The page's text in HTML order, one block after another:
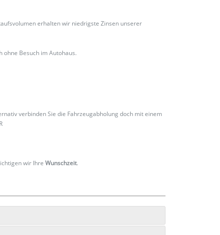
erhalten wir niedrigste Zinsen unserer
ohne Besuch im Autohaus.
verbinden Sie die Fahrzeugabholung doch mit einem
wir IhreWunschzeit.